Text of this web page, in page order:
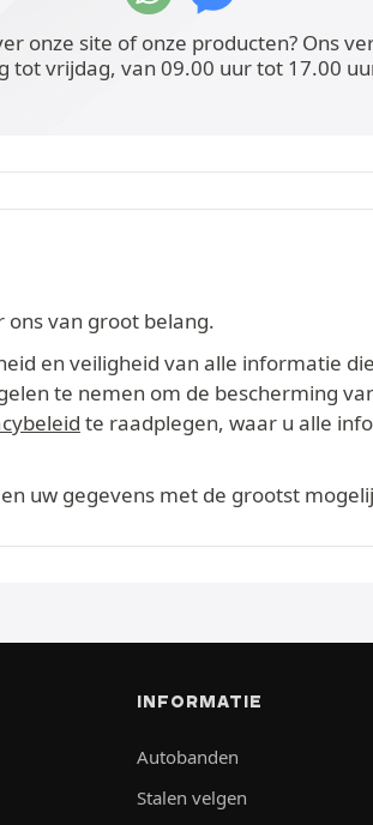
onze site of onze producten? Ons
tot vrijdag, van 09.00 uur tot 17.00
ons van groot belang.
en veiligheid van alle informatie
te nemen om de bescherming
te raadplegen, waar u alle
uw gegevens met de grootst
INFORMATIE
Autobanden
Stalen velgen